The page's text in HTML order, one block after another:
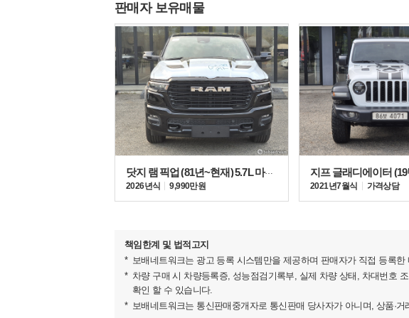
판매자 보유매물
닷지 램 픽업 (81년~현재) 5.7L 마일드 하이브리드
2026년식
9,990만원
2021년 7월식
가격상담
책임한계 및 법적고지
보배네트워크는 광고 등록 시스템만을 제공하며 판매자가 직접 등록
차량 구매 시 차량등록증, 성능점검기록부, 실제 차량 상태, 차대번호
확인 할 수 있습니다.
보배네트워크는 통신판매중개자로 통신판매 당사자가 아니며, 상품·